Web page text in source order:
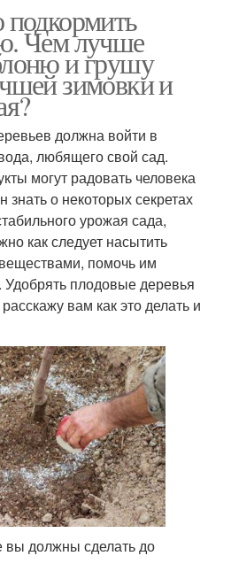
Чем лучше
и грушу
зимовки и
должна войти в
любящего свой сад.
могут радовать человека
о некоторых секретах
урожая сада,
как следует насытить
помочь им
плодовые деревья
вам как это делать и
должны сделать до